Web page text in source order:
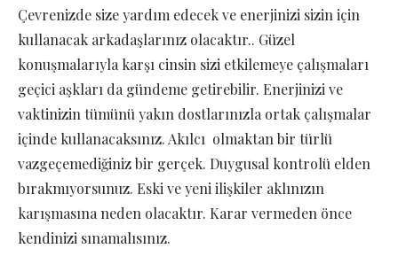
Çevrenizde size yardım edecek ve enerjinizi sizin için
kullanacak arkadaşlarınız olacaktır.. Güzel
konuşmalarıyla karşı cinsin sizi etkilemeye çalışmaları
geçici aşkları da gündeme getirebilir. Enerjinizi ve
vaktinizin tümünü yakın dostlarınızla ortak çalışmalar
içinde kullanacaksınız. Akılcı olmaktan bir türlü
vazgeçemediğiniz bir gerçek. Duygusal kontrolü elden
bırakmıyorsunuz. Eski ve yeni ilişkiler aklınızın
karışmasına neden olacaktır. Karar vermeden önce
kendinizi sınamalısınız.